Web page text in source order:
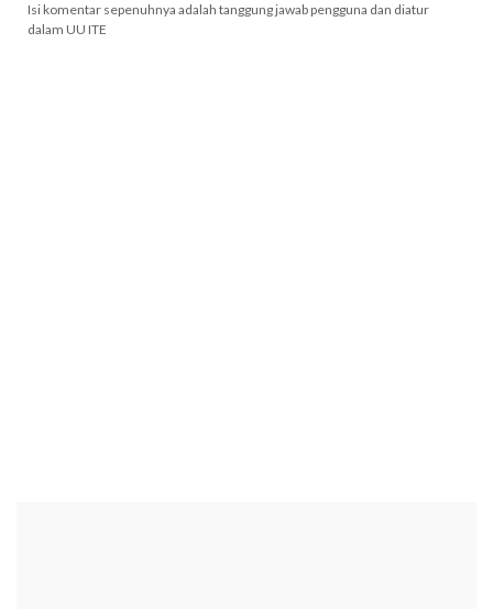
Isi komentar sepenuhnya adalah tanggung jawab pengguna dan diatur
dalam UU ITE